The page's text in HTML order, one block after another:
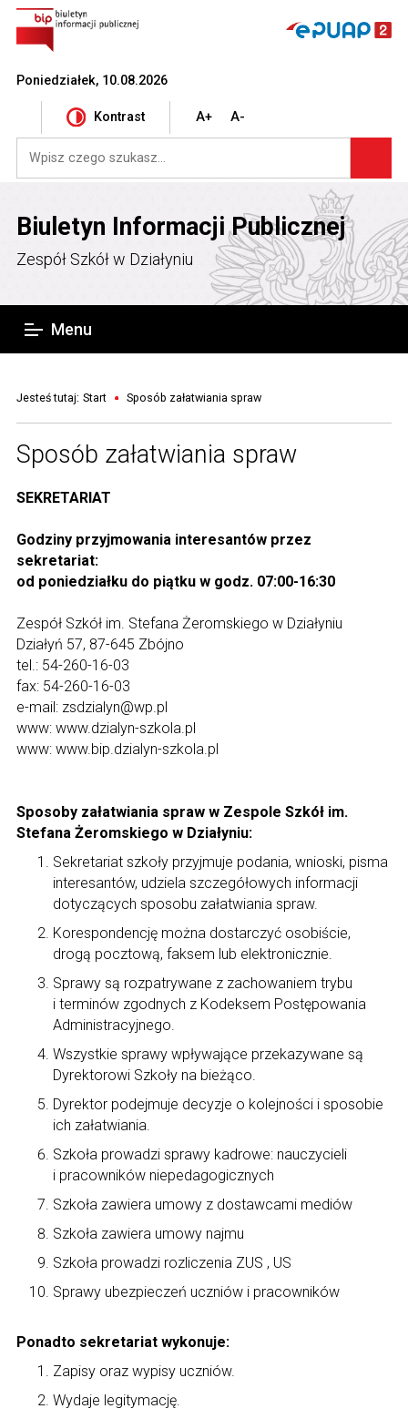
Poniedziałek, 10.08.2026
Kontrast A+ A-
Biuletyn Informacji Publicznej
Zespół Szkół w Działyniu
Menu
Jesteś tutaj: Start Sposób załatwiania spraw
Sposób załatwiania spraw
SEKRETARIAT
Godziny przyjmowania interesantów przez
sekretariat:
od poniedziałku do piątku w godz. 07:00-16:30
Zespół Szkół im. Stefana Żeromskiego w Działyniu
Działyń 57, 87-645 Zbójno
tel.: 54-260-16-03
fax: 54-260-16-03
e-mail: zsdzialyn@wp.pl
www: www.dzialyn-szkola.pl
www: www.bip.dzialyn-szkola.pl
Sposoby załatwiania spraw w Zespole Szkół im.
Stefana Żeromskiego w Działyniu:
Sekretariat szkoły przyjmuje podania, wnioski, pisma
interesantów, udziela szczegółowych informacji
dotyczących sposobu załatwiania spraw.
Korespondencję można dostarczyć osobiście,
drogą pocztową, faksem lub elektronicznie.
Sprawy są rozpatrywane z zachowaniem trybu
i terminów zgodnych z Kodeksem Postępowania
Administracyjnego.
Wszystkie sprawy wpływające przekazywane są
Dyrektorowi Szkoły na bieżąco.
Dyrektor podejmuje decyzje o kolejności i sposobie
ich załatwiania.
Szkoła prowadzi sprawy kadrowe: nauczycieli
i pracowników niepedagogicznych
Szkoła zawiera umowy z dostawcami mediów
Szkoła zawiera umowy najmu
Szkoła prowadzi rozliczenia ZUS , US
Sprawy ubezpieczeń uczniów i pracowników
Ponadto sekretariat wykonuje:
Zapisy oraz wypisy uczniów.
Wydaje legitymację.